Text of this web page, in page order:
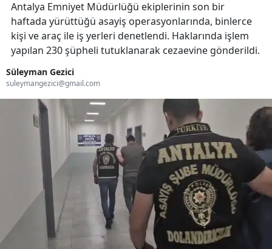
Antalya Emniyet Müdürlüğü ekiplerinin son bir
haftada yürüttüğü asayiş operasyonlarında, binlerce
kişi ve araç ile iş yerleri denetlendi. Haklarında işlem
yapılan 230 şüpheli tutuklanarak cezaevine gönderildi.
Süleyman Gezici
suleymangezici@gmail.com